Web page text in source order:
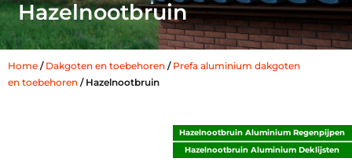
Hazelnootbruin
Home / Dakgoten en toebehoren / Prefa aluminium dakgoten
en toebehoren / Hazelnootbruin
Hazelnootbruin Aluminium Regenpijpen
Hazelnootbruin Aluminium Deklijsten